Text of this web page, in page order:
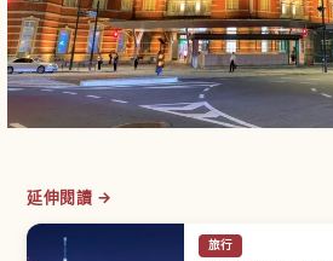
延伸閱讀 →
旅行